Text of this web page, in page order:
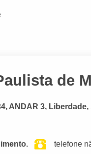
de
ANDAR 3, Liberdade,
telefone